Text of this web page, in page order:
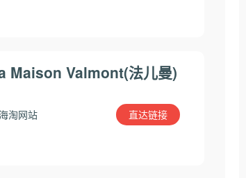
Maison Valmont(法儿曼)
淘网站 直达链接